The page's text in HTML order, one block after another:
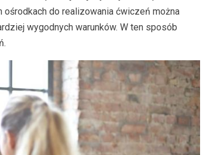
do realizowania ćwiczeń można
wygodnych warunków. W ten sposób